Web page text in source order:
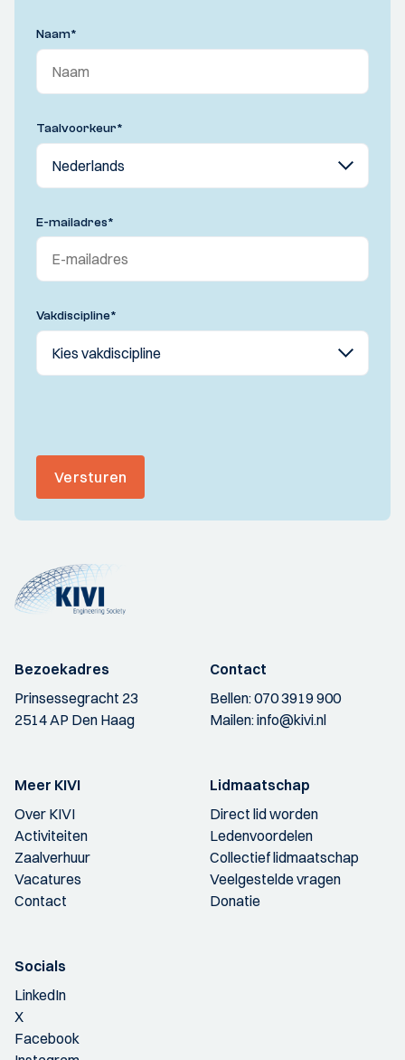
Naam*
Taalvoorkeur*
E-mailadres*
Vakdiscipline*
Versturen
Bezoekadres
Prinsessegracht 23
2514 AP Den Haag
Contact
Bellen:070 3919 900
Mailen:info@kivi.nl
Meer KIVI
Over KIVI
Activiteiten
Zaalverhuur
Vacatures
Contact
Lidmaatschap
Direct lid worden
Ledenvoordelen
Collectief lidmaatschap
Veelgestelde vragen
Donatie
Socials
LinkedIn
X
Facebook